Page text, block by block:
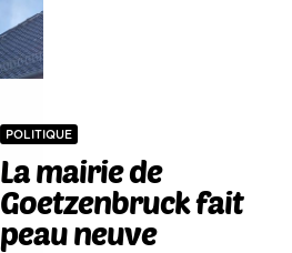
POLITIQUE
La mairie de
Goetzenbruck fait
peau neuve